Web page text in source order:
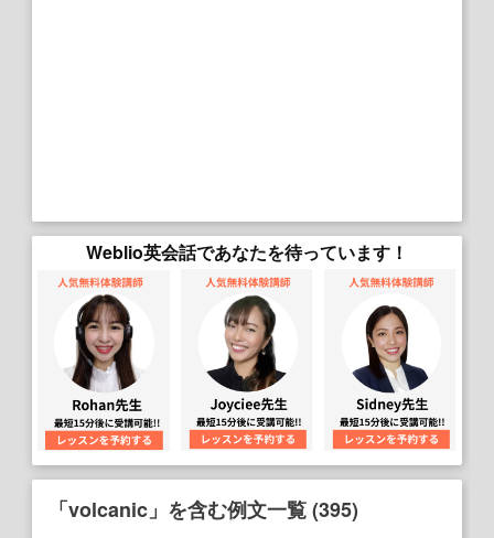
Weblio英会話であなたを待っています！
「volcanic」を含む例文一覧 (395)